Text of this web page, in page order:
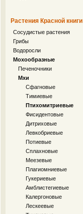
Растения Красной книги
Сосудистые растения
Грибы
Водоросли
Мохообразные
Печеночники
Мхи
Сфагновые
Тимиевые
Птихомитриевые
Фисидентовые
Дитриховые
Левкобриевые
Потиевые
Сплахновые
Меезевые
Плагиомниевые
Гукериевые
Амблистегиевые
Калергоновые
Лескеевые